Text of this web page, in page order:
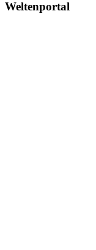
Weltenportal